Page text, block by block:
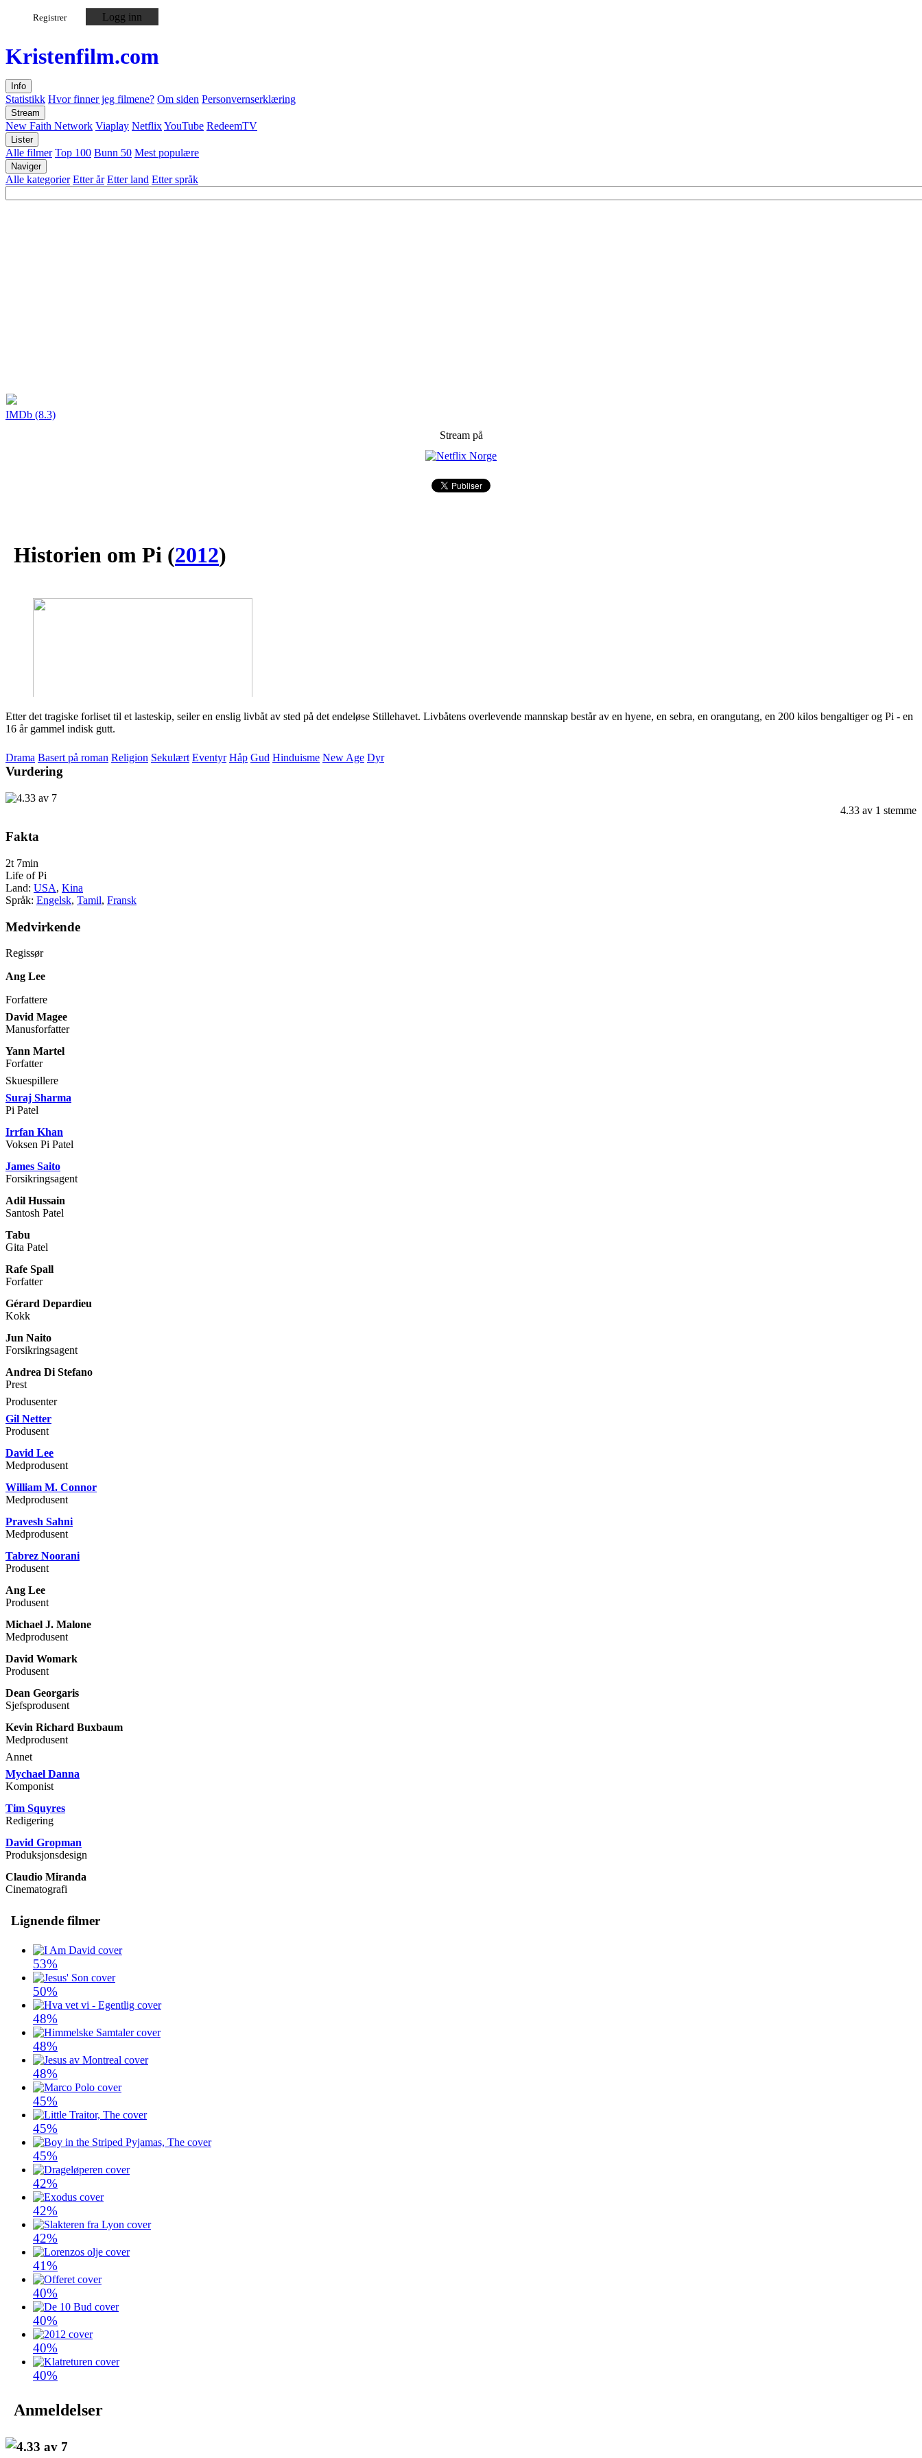
Registrer Logg inn
Kristenfilm.com
Info
Statistikk Hvor finner jeg filmene? Om siden Personvernserklæring
Stream
New Faith Network Viaplay NetflixYouTube RedeemTV
Lister
Alle filmer Top 100 Bunn 50 Mest populære
Naviger
Alle kategorier Etter år Etter land Etter språk
IMDb (8.3)
Stream på
Historien om Pi (2012)
Etter det tragiske forliset til et lasteskip, seiler en enslig livbåt av sted på det endeløse Stillehavet. Livbåtens overlevende mannskap består av en hyene, en sebra, en orangutang, en 200 kilos bengaltiger og Pi - en
16 år gammel indisk gutt.
Drama Basert på roman Religion Sekulært Eventyr Håp Gud Hinduisme New Age Dyr
Vurdering
4.33 av 1 stemme
Fakta
2t 7min
Life of Pi
Land: USA, Kina
Språk: Engelsk, Tamil, Fransk
Medvirkende
Regissør
Ang Lee
Forfattere
David Magee
Manusforfatter
Yann Martel
Forfatter
Skuespillere
Suraj Sharma
Pi Patel
Irrfan Khan
Voksen Pi Patel
James Saito
Forsikringsagent
Adil Hussain
Santosh Patel
Tabu
Gita Patel
Rafe Spall
Forfatter
Gérard Depardieu
Kokk
Jun Naito
Forsikringsagent
Andrea Di Stefano
Prest
Produsenter
Gil Netter
Produsent
David Lee
Medprodusent
William M. Connor
Medprodusent
Pravesh Sahni
Medprodusent
Tabrez Noorani
Produsent
Ang Lee
Produsent
Michael J. Malone
Medprodusent
David Womark
Produsent
Dean Georgaris
Sjefsprodusent
Kevin Richard Buxbaum
Medprodusent
Annet
Mychael Danna
Komponist
Tim Squyres
Redigering
David Gropman
Produksjonsdesign
Claudio Miranda
Cinematografi
Lignende filmer
53%
50%
48%
48%
48%
45%
45%
45%
42%
42%
42%
41%
40%
40%
40%
40%
Anmeldelser